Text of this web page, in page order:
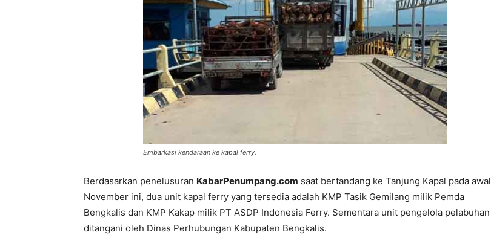
Embarkasi kendaraan ke kapal ferry.
Berdasarkan penelusuran KabarPenumpang.com saat bertandang ke Tanjung Kapal pada awal
November ini, dua unit kapal ferry yang tersedia adalah KMP Tasik Gemilang milik Pemda
Bengkalis dan KMP Kakap milik PT ASDP Indonesia Ferry. Sementara unit pengelola pelabuhan
ditangani oleh Dinas Perhubungan Kabupaten Bengkalis.